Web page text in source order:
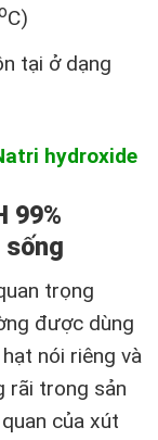
C)
tại ở dạng
hydroxide
99%
trọng
được dùng
nói riêng và
rãi trong sản
của xút